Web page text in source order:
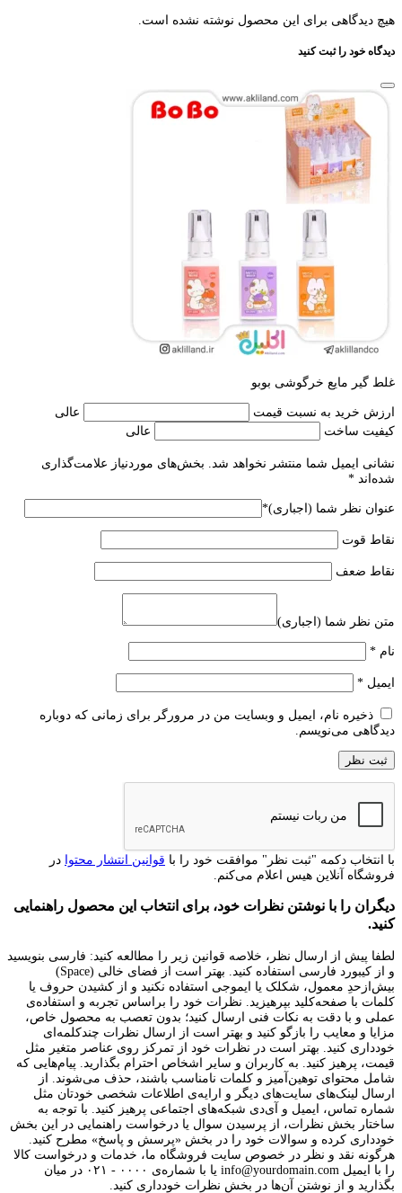
هیچ دیدگاهی برای این محصول نوشته نشده است.
دیدگاه خود را ثبت کنید
غلط گیر مایع خرگوشی بوبو
ارزش خرید به نسبت قیمت
عالی
کیفیت ساخت
عالی
نشانی ایمیل شما منتشر نخواهد شد.
بخش‌های موردنیاز علامت‌گذاری
شده‌اند *
عنوان نظر شما (اجباری)*
نقاط قوت
نقاط ضعف
متن نظر شما (اجباری)
نام *
ایمیل *
ذخیره نام، ایمیل و وبسایت من در مرورگر برای زمانی که دوباره
دیدگاهی می‌نویسم.
با انتخاب دکمه "ثبت نظر" موافقت خود را با قوانین انتشار محتوا در
فروشگاه آنلاین هیس اعلام می‌کنم.
دیگران را با نوشتن نظرات خود، برای انتخاب این محصول راهنمایی
کنید.
لطفا پیش از ارسال نظر، خلاصه قوانین زیر را مطالعه کنید: فارسی بنویسید
و از کیبورد فارسی استفاده کنید. بهتر است از فضای خالی (Space)
بیش‌از‌حدِ معمول، شکلک یا ایموجی استفاده نکنید و از کشیدن حروف یا
کلمات با صفحه‌کلید بپرهیزید. نظرات خود را براساس تجربه و استفاده‌ی
عملی و با دقت به نکات فنی ارسال کنید؛ بدون تعصب به محصول خاص،
مزایا و معایب را بازگو کنید و بهتر است از ارسال نظرات چندکلمه‌‌ای
خودداری کنید. بهتر است در نظرات خود از تمرکز روی عناصر متغیر مثل
قیمت، پرهیز کنید. به کاربران و سایر اشخاص احترام بگذارید. پیام‌هایی که
شامل محتوای توهین‌آمیز و کلمات نامناسب باشند، حذف می‌شوند. از
ارسال لینک‌های سایت‌های دیگر و ارایه‌ی اطلاعات شخصی خودتان مثل
شماره تماس، ایمیل و آی‌دی شبکه‌های اجتماعی پرهیز کنید. با توجه به
ساختار بخش نظرات، از پرسیدن سوال یا درخواست راهنمایی در این بخش
خودداری کرده و سوالات خود را در بخش «پرسش و پاسخ» مطرح کنید.
هرگونه نقد و نظر در خصوص سایت فروشگاه ما، خدمات و درخواست کالا
را با ایمیل info@yourdomain.com یا با شماره‌ی ۰۰۰۰ - ۰۲۱ در میان
بگذارید و از نوشتن آن‌ها در بخش نظرات خودداری کنید.